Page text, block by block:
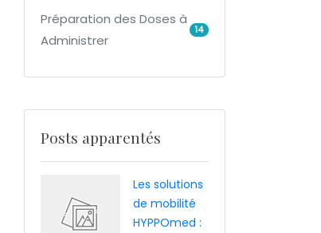
Préparation des Doses à
Administrer
14
Posts apparentés
Les solutions
de mobilité
HYPPOmed :